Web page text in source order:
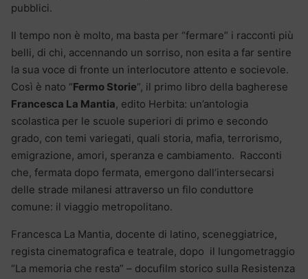
pubblici.
Il tempo non è molto, ma basta per “fermare” i racconti più
belli, di chi, accennando un sorriso, non esita a far sentire
la sua voce di fronte un interlocutore attento e socievole.
Così è nato “Fermo Storie”, il primo libro della bagherese
Francesca La Mantia, edito Herbita: un’antologia
scolastica per le scuole superiori di primo e secondo
grado, con temi variegati, quali storia, mafia, terrorismo,
emigrazione, amori, speranza e cambiamento. Racconti
che, fermata dopo fermata, emergono dall’intersecarsi
delle strade milanesi attraverso un filo conduttore
comune: il viaggio metropolitano.
Francesca La Mantia, docente di latino, sceneggiatrice,
regista cinematografica e teatrale, dopo il lungometraggio
“La memoria che resta” – docufilm storico sulla Resistenza